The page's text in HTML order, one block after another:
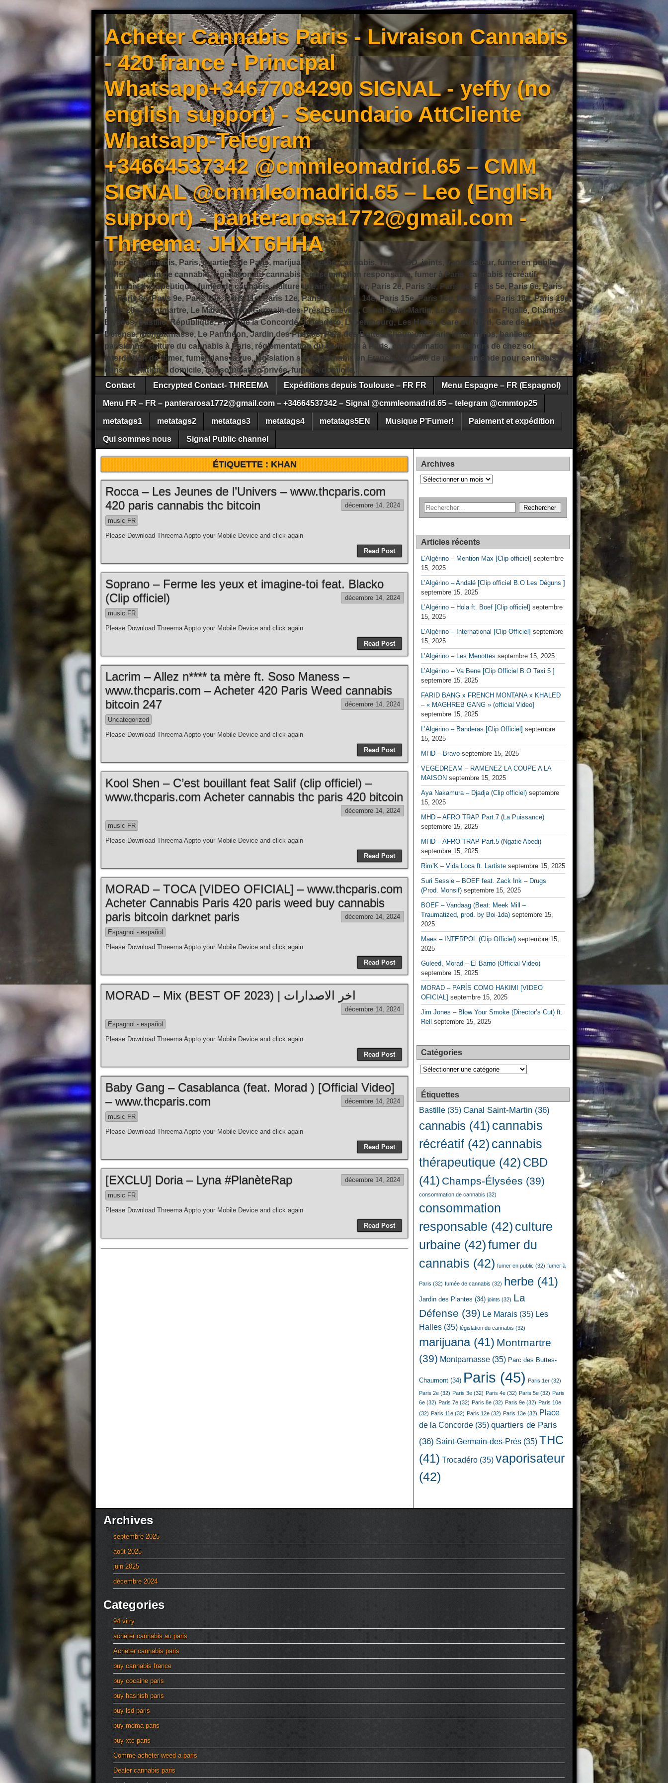
Acheter Cannabis Paris - Livraison Cannabis
- 420 france - Principal
Whatsapp+34677084290 SIGNAL - yeffy (no
english support) - Secundario AttCliente
Whatsapp-Telegram
+34664537342 @cmmleomadrid.65 – CMM
SIGNAL @cmmleomadrid.65 – Leo (English
support) - panterarosa1772@gmail.com -
Threema: JHXT6HHA
fumer du cannabis, Paris, quartiers de Paris, marijuana, herbe, cannabis, THC, CBD, joints, vaporisateur, fumer en public,
consommation de cannabis, législation du cannabis, consommation responsable, fumer à Paris, cannabis récréatif,
cannabis thérapeutique, fumée de cannabis, culture urbaine, Paris 1er, Paris 2e, Paris 3e, Paris 4e, Paris 5e, Paris 6e, Paris
7e, Paris 8e, Paris 9e, Paris 10e, Paris 11e, Paris 12e, Paris 13e, Paris 14e, Paris 15e, Paris 16e, Paris 17e, Paris 18e, Paris 19e,
Paris 20e, Montmartre, Le Marais, Saint-Germain-des-Prés, Belleville, Canal Saint-Martin, Le Quartier Latin, Pigalle, Champs-
Élysées, Bastille, République, Place de la Concorde, Trocadéro, Luxembourg, Les Halles, Gare du Nord, Gare de Lyon, La
Défense, Montparnasse, Le Panthéon, Jardin des Plantes, Parc des Buttes-Chaumont, Paris intra-muros, banlieue
parisienne, culture du cannabis à Paris, réglementation du cannabis à Paris, consommation en dehors de chez soi,
interdiction de fumer, fumer dans la rue, législation sur le cannabis en France, contrôle de police, amende pour cannabis,
consommation à domicile, consommation privée, fumer à domicile,
Contact
Encrypted Contact- THREEMA Expéditions depuis Toulouse – FR FR Menu Espagne – FR (Espagnol)
Menu FR – FR – panterarosa1772@gmail.com – +34664537342 – Signal @cmmleomadrid.65 – telegram @cmmtop25
metatags1 metatags2 metatags3 metatags4 metatags5EN Musique P’Fumer! Paiement et expédition
Qui sommes nous Signal Public channel
ÉTIQUETTE :KHAN
Rocca – Les Jeunes de l’Univers – www.thcparis.com
420 paris cannabis thc bitcoin
décembre 14, 2024
music FR
Please Download Threema Appto your Mobile Device and click again
Read Post
Soprano – Ferme les yeux et imagine-toi feat. Blacko
(Clip officiel)
décembre 14, 2024
music FR
Please Download Threema Appto your Mobile Device and click again
Read Post
Lacrim – Allez n**** ta mère ft. Soso Maness –
www.thcparis.com – Acheter 420 Paris Weed cannabis
bitcoin 247
décembre 14, 2024
Uncategorized
Please Download Threema Appto your Mobile Device and click again
Read Post
Kool Shen – C’est bouillant feat Salif (clip officiel) –
www.thcparis.com Acheter cannabis thc paris 420 bitcoin
décembre 14, 2024
music FR
Please Download Threema Appto your Mobile Device and click again
Read Post
MORAD – TOCA [VIDEO OFICIAL] – www.thcparis.com
Acheter Cannabis Paris 420 paris weed buy cannabis
paris bitcoin darknet paris
décembre 14, 2024
Espagnol - español
Please Download Threema Appto your Mobile Device and click again
Read Post
MORAD – Mix (BEST OF 2023) | اخر الاصدارات
décembre 14, 2024
Espagnol - español
Please Download Threema Appto your Mobile Device and click again
Read Post
Baby Gang – Casablanca (feat. Morad ) [Official Video]
– www.thcparis.com
décembre 14, 2024
music FR
Please Download Threema Appto your Mobile Device and click again
Read Post
[EXCLU] Doria – Lyna #PlanèteRap décembre 14, 2024
music FR
Please Download Threema Appto your Mobile Device and click again
Read Post
Archives
Archives
Articles récents
L’Algérino – Mention Max [Clip officiel] septembre
15, 2025
L’Algérino – Andalé [Clip officiel B.O Les Déguns ]
septembre 15, 2025
L’Algérino – Hola ft. Boef [Clip officiel] septembre
15, 2025
L’Algérino – International [Clip Officiel] septembre
15, 2025
L’Algérino – Les Menottes septembre 15, 2025
L’Algérino – Va Bene [Clip Officiel B.O Taxi 5 ]
septembre 15, 2025
FARID BANG x FRENCH MONTANA x KHALED
– « MAGHREB GANG » (official Video]
septembre 15, 2025
L’Algérino – Banderas [Clip Officiel] septembre
15, 2025
MHD – Bravo septembre 15, 2025
VEGEDREAM – RAMENEZ LA COUPE A LA
MAISON septembre 15, 2025
Aya Nakamura – Djadja (Clip officiel) septembre
15, 2025
MHD – AFRO TRAP Part.7 (La Puissance)
septembre 15, 2025
MHD – AFRO TRAP Part.5 (Ngatie Abedi)
septembre 15, 2025
Rim’K – Vida Loca ft. Lartiste septembre 15, 2025
Suri Sessie – BOEF feat. Zack Ink – Drugs
(Prod. Monsif) septembre 15, 2025
BOEF – Vandaag (Beat: Meek Mill –
Traumatized, prod. by Boi-1da) septembre 15,
2025
Maes – INTERPOL (Clip Officiel) septembre 15,
2025
Guleed, Morad – El Barrio (Official Video)
septembre 15, 2025
MORAD – PARÍS COMO HAKIMI [VIDEO
OFICIAL] septembre 15, 2025
Jim Jones – Blow Your Smoke (Director’s Cut) ft.
Rell
septembre 15, 2025
Catégories
Catégories
Étiquettes
Bastille (35) Canal Saint-Martin (36)
cannabis (41) cannabis
récréatif (42) cannabis
thérapeutique (42) CBD
(41) Champs-Élysées (39)
consommation de cannabis (32)
consommation
responsable (42) culture
urbaine (42)fumer du
cannabis (42) fumer en public (32) fumer à
Paris (32) fumée de cannabis (32) herbe (41)
Jardin des Plantes (34) joints (32) La
Défense (39) Le Marais (35) Les
Halles (35) législation du cannabis (32)
marijuana(41) Montmartre
(39) Montparnasse (35) Parc des Buttes-
Chaumont (34) Paris (45) Paris 1er (32)
Paris 2e (32) Paris 3e (32) Paris 4e (32) Paris 5e (32) Paris
6e (32) Paris 7e (32) Paris 8e (32) Paris 9e (32) Paris 10e
(32) Paris 11e (32) Paris 12e (32) Paris 13e (32) Place
de la Concorde (35) quartiers de Paris
(36) Saint-Germain-des-Prés (35) THC
(41) Trocadéro (35) vaporisateur
(42)
Archives
septembre 2025
août 2025
juin 2025
décembre 2024
Categories
94 vitry
acheter cannabis au paris
Acheter cannabis paris
buy cannabis france
buy cocaine paris
buy hashish paris
buy lsd paris
buy mdma paris
buy xtc paris
Comme acheter weed a paris
Dealer cannabis paris